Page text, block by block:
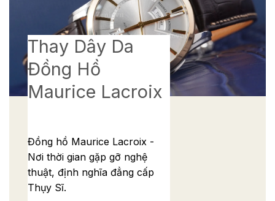
Thay Dây Da
Đồng Hồ
Maurice Lacroix
Đồng hồ Maurice Lacroix -
Nơi thời gian gặp gỡ nghệ
thuật, định nghĩa đẳng cấp
Thụy Sĩ.